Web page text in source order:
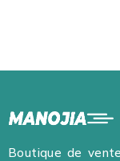
Boutique de